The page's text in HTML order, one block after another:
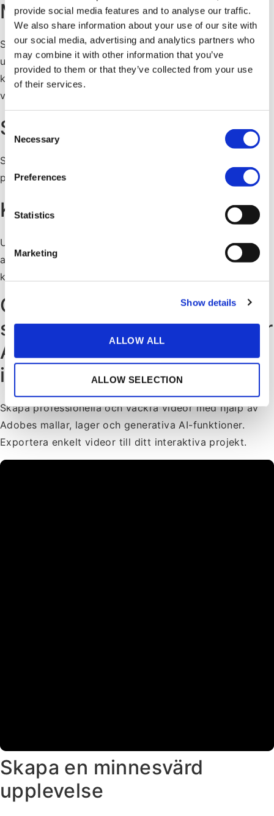
provide social media features and to analyse our traffic.
We also share information about your use of our site with
our social media, advertising and analytics partners who
may combine it with other information that you’ve
provided to them or that they’ve collected from your use
of their services.
Consent
Selection
Necessary
Preferences
Statistics
Marketing
Show details
ALLOW ALL
ALLOW SELECTION
Marknadsför ditt varumärke
Skapa engagerande innehåll som fångar
uppmärksamheten och leder till nya leads - via sociala
kanaler, e-postkampanjer och webbplatsen för ditt
varumärke.
Sälj produkter och tjänster
Skapa köpbara videor för att presentera och sälja dina
produkter och tjänster i ett mer engagerande format.
Kommunicera internt
Utbilda och introducera dina nuvarande och framtida
anställda med interaktiva guider, frågesporter och
kurser.
Gör interaktiva videor
snabbare och bättre med vår
Adobe Express-
implementering
Skapa professionella och vackra videor med hjälp av
Adobes mallar, lager och generativa AI-funktioner.
Exportera enkelt videor till ditt interaktiva projekt.
Skapa en minnesvärd
upplevelse